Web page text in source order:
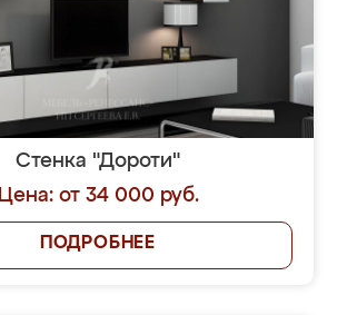
Стенка "Дороти"
Цена: от 34 000 руб.
ПОДРОБНЕЕ